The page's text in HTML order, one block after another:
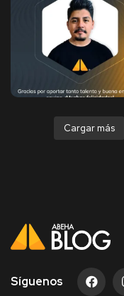
Cargar más
Síguenos